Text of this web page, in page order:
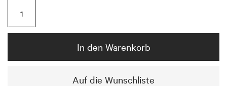
In den Warenkorb
Auf die Wunschliste